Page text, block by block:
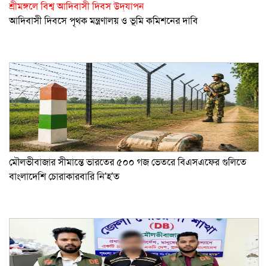
শ্রীমঙ্গলে বিশ্ব আদিবাসী দিবস উদ্‌যাপন
আদিবাসী দিবসে পৃথক মন্ত্রণালয় ও ভূমি কমিশনের দাবি
মৌলভীবাজার সীমান্তে ভারতের ৫০০ গজ ভেতরে বিএসএফের গুলিতে
বাংলাদেশি চোরাকারবারি নি’হ’ত